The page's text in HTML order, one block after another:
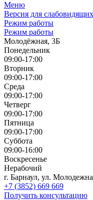
Меню
Версия для слабовидящих
Режим работы
Режим работы
Молодёжная, 3Б
Понедельник
09:00-17:00
Вторник
09:00-17:00
Среда
09:00-17:00
Четверг
09:00-17:00
Пятница
09:00-17:00
Суббота
09:00-16:00
Воскресенье
Нерабочий
г. Барнаул, ул.
+7 (3852) 669 669
Получить консультацию